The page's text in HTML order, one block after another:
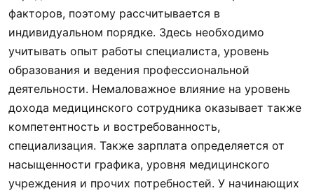
факторов, поэтому рассчитывается в
индивидуальном порядке. Здесь необходимо
учитывать опыт работы специалиста, уровень
образования и ведения профессиональной
деятельности. Немаловажное влияние на уровень
дохода медицинского сотрудника оказывает также
компетентность и востребованность,
специализация. Также зарплата определяется от
насыщенности графика, уровня медицинского
учреждения и прочих потребностей. У начинающих